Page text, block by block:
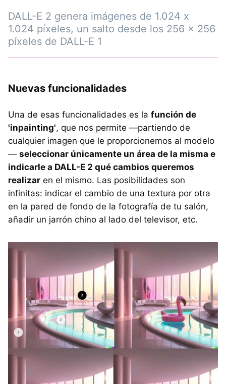
DALL-E 2 genera imágenes de 1.024 x
1.024 píxeles, un salto desde los 256 x 256
píxeles de DALL-E 1
Nuevas funcionalidades
Una de esas funcionalidades es la función de
'inpainting', que nos permite —partiendo de
cualquier imagen que le proporcionemos al modelo
— seleccionar únicamente un área de la misma e
indicarle a DALL-E 2 qué cambios queremos
realizar en el mismo. Las posibilidades son
infinitas: indicar el cambio de una textura por otra
en la pared de fondo de la fotografía de tu salón,
añadir un jarrón chino al lado del televisor, etc.